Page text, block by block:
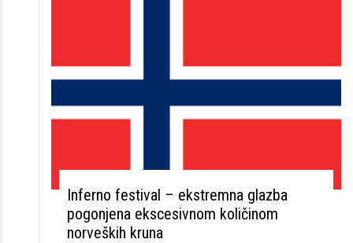
Inferno festival – ekstremna glazba
pogonjena ekscesivnom količinom
norveških kruna